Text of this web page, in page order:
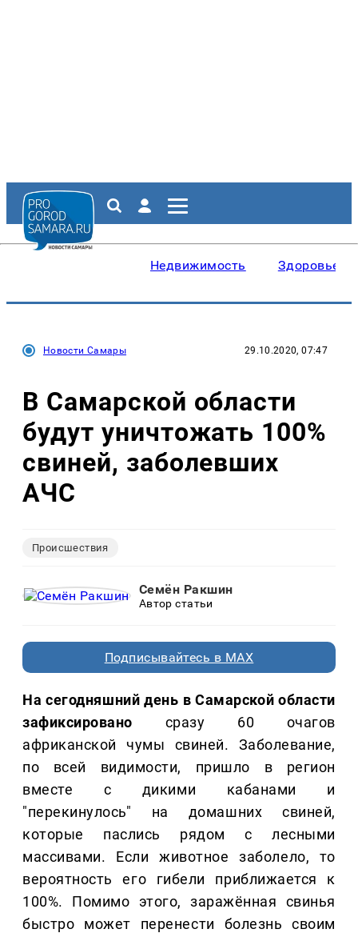
Недвижимость Здоровье
Новости Самары 29.10.2020, 07:47
В Самарской области
будут уничтожать 100%
свиней, заболевших
АЧС
Происшествия
Семён Ракшин
Автор статьи
Подписывайтесь в MAX
На сегодняшний день в Самарской области
зафиксировано сразу 60 очагов
африканской чумы свиней. Заболевание,
по всей видимости, пришло в регион
вместе с дикими кабанами и
"перекинулось" на домашних свиней,
которые паслись рядом с лесными
массивами. Если животное заболело, то
вероятность его гибели приближается к
100%. Помимо этого, заражённая свинья
быстро может перенести болезнь своим